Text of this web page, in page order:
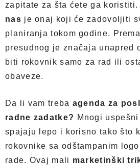
zapitate za šta ćete ga koristiti.
nas je onaj koji će zadovoljiti
planiranja tokom godine.
presudnog je značaja unapred
biti rokovnik samo za rad ili
obaveze.
Da li vam treba agenda za
radne zadatke? Mnogi
spajaju lepo i korisno tako što
rokovnike sa odštampanim
rade. Ovaj mali marketinški